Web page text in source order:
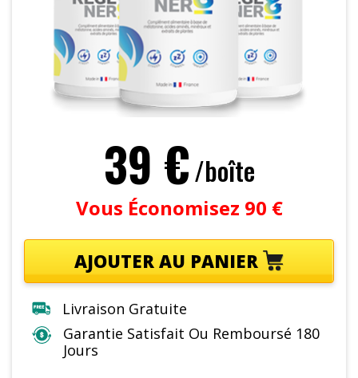
39 €/boîte
Vous Économisez 90 €
AJOUTER AU PANIER
Livraison Gratuite
Garantie Satisfait Ou Remboursé 180
Jours